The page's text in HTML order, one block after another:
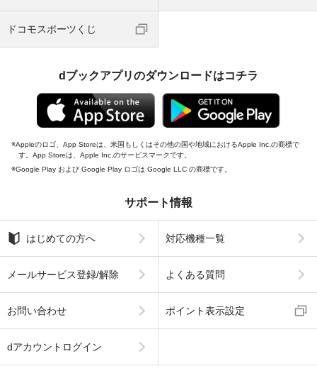
ドコモスポーツくじ
dブックアプリのダウンロードはコチラ
Appleのロゴ、App Storeは、米国もしくはその他の国や地域におけるApple Inc.の商標で
す。App Storeは、Apple Inc.のサービスマークです。
Google Play および Google Play ロゴは Google LLC の商標です。
サポート情報
はじめての方へ 対応機種一覧
メールサービス登録/解除 よくある質問
お問い合わせ ポイント表示設定
dアカウントログイン